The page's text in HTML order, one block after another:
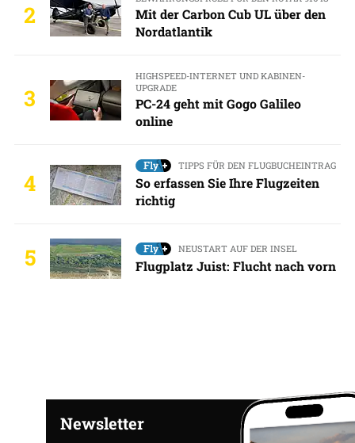
2
Mit der Carbon Cub UL über den
Nordatlantik
3
HIGHSPEED-INTERNET UND KABINEN-
UPGRADE
PC-24 geht mit Gogo Galileo
online
4
TIPPS FÜR DEN FLUGBUCHEINTRAG
So erfassen Sie Ihre Flugzeiten
richtig
5 NEUSTART AUF DER INSEL
Flugplatz Juist: Flucht nach vorn
Newsletter